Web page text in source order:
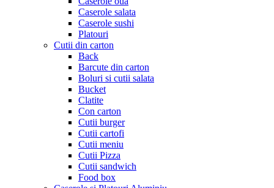
Caserole salata
Caserole sushi
Platouri
Cutii din carton
Back
Barcute din carton
Boluri si cutii salata
Bucket
Clatite
Con carton
Cutii burger
Cutii cartofi
Cutii meniu
Cutii Pizza
Cutii sandwich
Food box